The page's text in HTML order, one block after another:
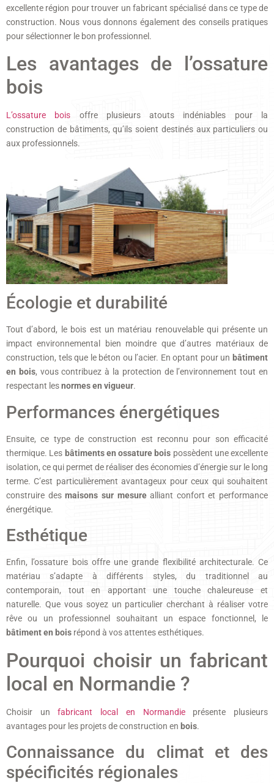
excellente région pour trouver un fabricant spécialisé dans ce type de
construction. Nous vous donnons également des conseils pratiques
pour sélectionner le bon professionnel.
Les avantages de l’ossature
bois
L’ossature bois offre plusieurs atouts indéniables pour la
construction de bâtiments, qu’ils soient destinés aux particuliers ou
aux professionnels.
Écologie et durabilité
Tout d’abord, le bois est un matériau renouvelable qui présente un
impact environnemental bien moindre que d’autres matériaux de
construction, tels que le béton ou l’acier. En optant pour un bâtiment
en bois, vous contribuez à la protection de l’environnement tout en
respectant lesnormes en vigueur.
Performances énergétiques
Ensuite, ce type de construction est reconnu pour son efficacité
thermique. Les bâtiments en ossature bois possèdent une excellente
isolation, ce qui permet de réaliser des économies d’énergie sur le long
terme. C’est particulièrement avantageux pour ceux qui souhaitent
construire desmaisons sur mesurealliant confort et performance
énergétique.
Esthétique
Enfin, l’ossature bois offre une grande flexibilité architecturale. Ce
matériau s’adapte à différents styles, du traditionnel au
contemporain, tout en apportant une touche chaleureuse et
naturelle. Que vous soyez un particulier cherchant à réaliser votre
rêve ou un professionnel souhaitant un espace fonctionnel, le
bâtiment en bois répond à vos attentes esthétiques.
Pourquoi choisir un fabricant
local en Normandie ?
Choisir unfabricant local en Normandieprésente plusieurs
avantages pour les projets de construction en bois.
Connaissance du climat et des
spécificités régionales